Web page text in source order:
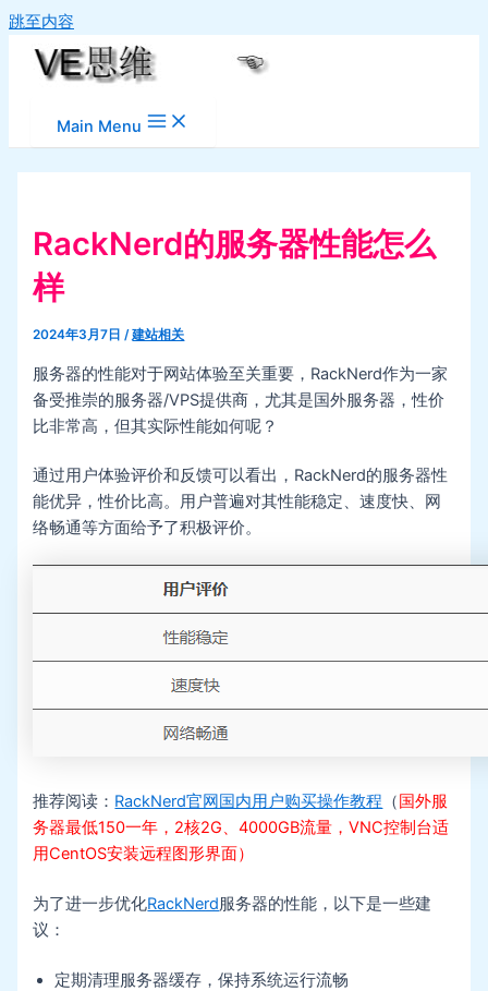
跳至内容
Main Menu
RackNerd的服务器性能怎么
样
2024年3月7日/建站相关
服务器的性能对于网站体验至关重要，RackNerd作为一家
备受推崇的服务器/VPS提供商，尤其是国外服务器，性价
比非常高，但其实际性能如何呢？ ‌
通过用户体验评价和反馈可以看出，RackNerd的服务器性
能优异，性价比高。用户普遍对其性能稳定、速度快、网
络畅通等方面给予了积极评价。
推荐阅读： RackNerd官网国内用户购买操作教程 （国外服
务器最低150一年，2核2G、4000GB流量，VNC控制台适
用CentOS安装远程图形界面）
为了进一步优化RackNerd服务器的性能，以下是一些建
议：
定期清理服务器缓存，保持系统运行流畅